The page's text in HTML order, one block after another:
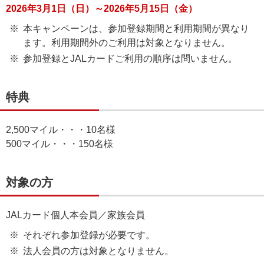
2026年3月1日（日）～2026年5月15日（金）
本キャンペーンは、参加登録期間と利用期間が異なり
ます。利用期間外のご利用は対象となりません。
参加登録とJALカードご利用の順序は問いません。
特典
2,500マイル・・・10名様
500マイル・・・150名様
対象の方
JALカード個人本会員／家族会員
それぞれ参加登録が必要です。
法人会員の方は対象となりません。